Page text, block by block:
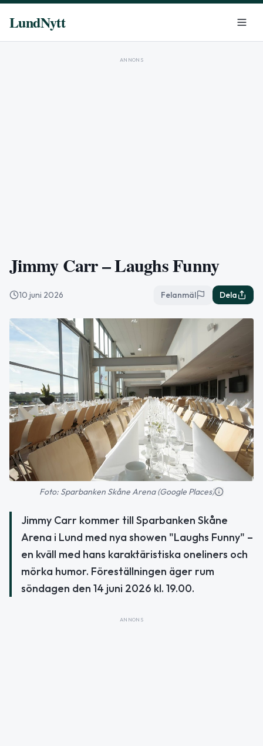
LundNytt
ANNONS
Jimmy Carr – Laughs Funny
10 juni 2026 Felanmäl Dela
Foto: Sparbanken Skåne Arena (Google Places)
Jimmy Carr kommer till Sparbanken Skåne
Arena i Lund med nya showen "Laughs Funny" –
en kväll med hans karaktäristiska oneliners och
mörka humor. Föreställningen äger rum
söndagen den 14 juni 2026 kl. 19.00.
ANNONS